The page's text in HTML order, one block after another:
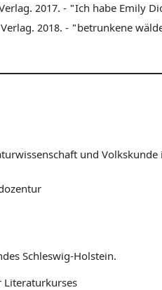
2017. - "Ich habe Emily
2018. - "betrunkene
und Volkskunde
Schleswig-Holstein.
Literaturkurses